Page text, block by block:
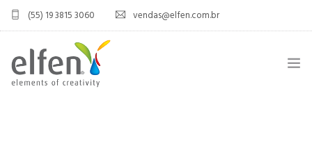
(55) 19 3815 3060 vendas@elfen.com.br